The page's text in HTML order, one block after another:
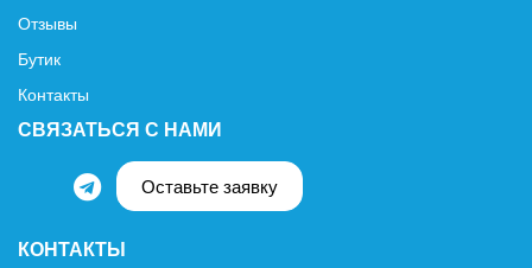
Отзывы
Бутик
Контакты
СВЯЗАТЬСЯ С НАМИ
Оставьте заявку
КОНТАКТЫ